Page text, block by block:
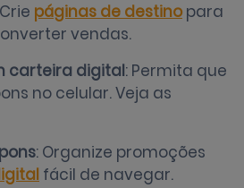
páginas de destinopara
vendas.
carteira digital: Permita que
no celular. Veja as
: Organize promoções
fácil de navegar.